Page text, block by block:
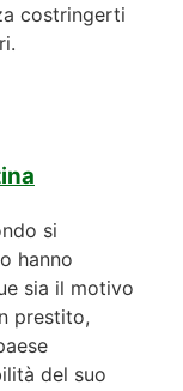
costringerti
si
hanno
sia il motivo
prestito,
del suo